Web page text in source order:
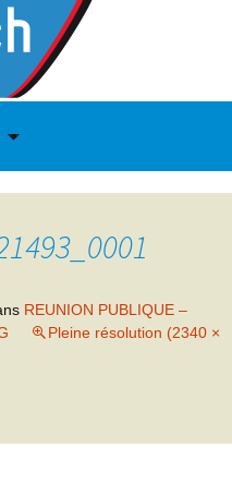
REUNION PUBLIQUE –
Pleine résolution (2340 ×